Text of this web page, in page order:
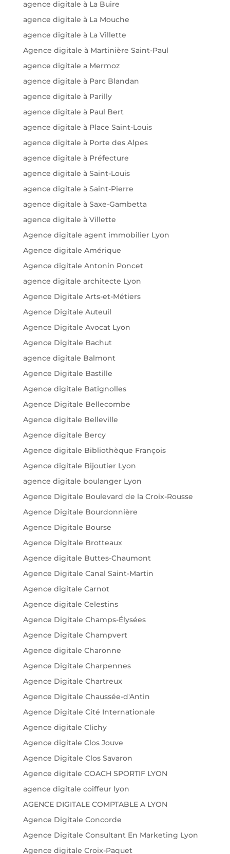
agence digitale à La Buire
agence digitale à La Mouche
agence digitale à La Villette
Agence digitale à Martinière Saint-Paul
agence digitale a Mermoz
agence digitale à Parc Blandan
agence digitale à Parilly
agence digitale à Paul Bert
agence digitale à Place Saint-Louis
agence digitale à Porte des Alpes
agence digitale à Préfecture
agence digitale à Saint-Louis
agence digitale à Saint-Pierre
agence digitale à Saxe-Gambetta
agence digitale à Villette
Agence digitale agent immobilier Lyon
Agence digitale Amérique
Agence digitale Antonin Poncet
agence digitale architecte Lyon
Agence Digitale Arts-et-Métiers
Agence Digitale Auteuil
Agence Digitale Avocat Lyon
Agence Digitale Bachut
agence digitale Balmont
Agence Digitale Bastille
Agence digitale Batignolles
Agence Digitale Bellecombe
Agence digitale Belleville
Agence digitale Bercy
Agence digitale Bibliothèque François
Agence digitale Bijoutier Lyon
agence digitale boulanger Lyon
Agence Digitale Boulevard de la Croix-Rousse
Agence Digitale Bourdonnière
Agence Digitale Bourse
Agence Digitale Brotteaux
Agence digitale Buttes-Chaumont
Agence Digitale Canal Saint-Martin
Agence digitale Carnot
Agence digitale Celestins
Agence Digitale Champs-Élysées
Agence Digitale Champvert
Agence digitale Charonne
Agence Digitale Charpennes
Agence Digitale Chartreux
Agence Digitale Chaussée-d'Antin
Agence Digitale Cité Internationale
Agence digitale Clichy
Agence digitale Clos Jouve
Agence Digitale Clos Savaron
Agence digitale COACH SPORTIF LYON
agence digitale coiffeur lyon
AGENCE DIGITALE COMPTABLE A LYON
Agence Digitale Concorde
Agence Digitale Consultant En Marketing Lyon
Agence digitale Croix-Paquet